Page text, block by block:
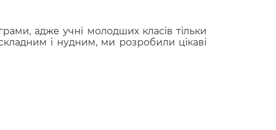
адже учні молодших класів тільки
і нудним, ми розробили цікаві